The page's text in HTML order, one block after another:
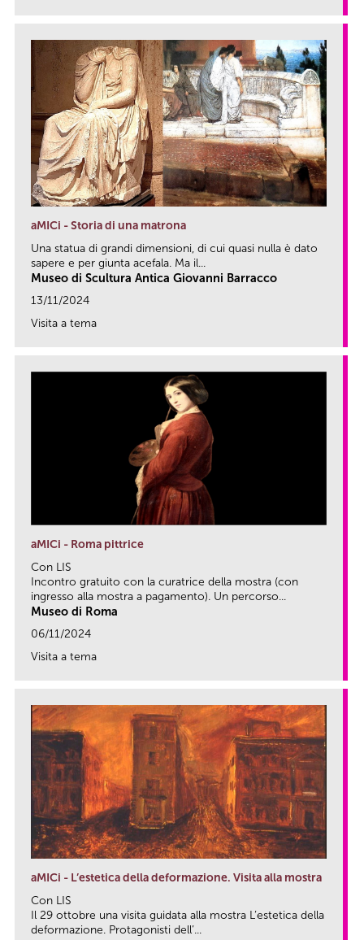
aMICi - Storia di una matrona
Una statua di grandi dimensioni, di cui quasi nulla è dato
sapere e per giunta acefala. Ma il...
Museo di Scultura Antica Giovanni Barracco
13/11/2024
Visita a tema
aMICi - Roma pittrice
Con LIS
Incontro gratuito con la curatrice della mostra (con
ingresso alla mostra a pagamento). Un percorso...
Museo di Roma
06/11/2024
Visita a tema
aMICi - L’estetica della deformazione. Visita alla mostra
Con LIS
Il 29 ottobre una visita guidata alla mostra L’estetica della
deformazione. Protagonisti dell’...